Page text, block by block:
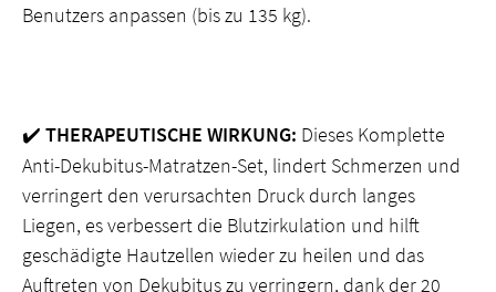
Benutzers anpassen (bis zu 135 kg).
✔️ THERAPEUTISCHE WIRKUNG: Dieses Komplette
Anti-Dekubitus-Matratzen-Set, lindert Schmerzen und
verringert den verursachten Druck durch langes
Liegen, es verbessert die Blutzirkulation und hilft
geschädigte Hautzellen wieder zu heilen und das
Auftreten von Dekubitus zu verringern, dank der 20